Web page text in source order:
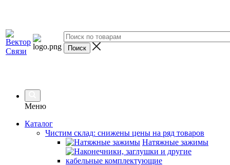
Меню
Каталог
Чистим склад: снижены цены на ряд товаров
Натяжные зажимы